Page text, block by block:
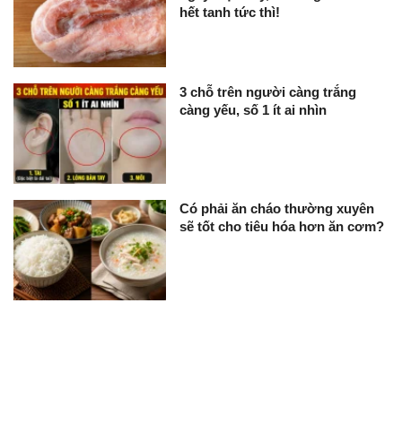
hết tanh tức thì!
3 chỗ trên người càng trắng
càng yếu, số 1 ít ai nhìn
Có phải ăn cháo thường xuyên
sẽ tốt cho tiêu hóa hơn ăn cơm?